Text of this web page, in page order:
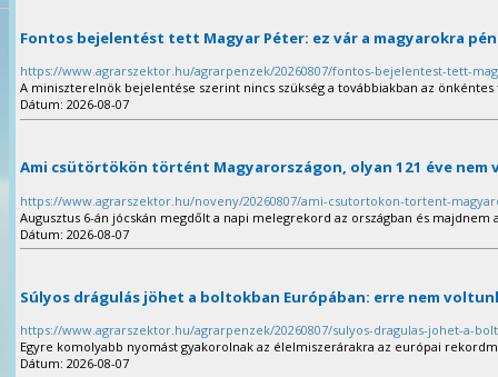
Fontos bejelentést tett Magyar Péter: ez vár a magyarokra
https://www.agrarszektor.hu/agrarpenzek/20260807/fontos-bejelentest-tett-
A miniszterelnök bejelentése szerint nincs szükség a továbbiakban az önkéntes
Dátum: 2026-08-07
Ami csütörtökön történt Magyarországon, olyan 121 éve
https://www.agrarszektor.hu/noveny/20260807/ami-csutortokon-tortent-
Augusztus 6-án jócskán megdőlt a napi melegrekord az országban és
Dátum: 2026-08-07
Súlyos drágulás jöhet a boltokban Európában: erre nem
https://www.agrarszektor.hu/agrarpenzek/20260807/sulyos-dragulas-johet-a-
Egyre komolyabb nyomást gyakorolnak az élelmiszerárakra az európai
Dátum: 2026-08-07